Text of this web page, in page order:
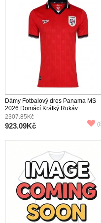
Dámy Fotbalový dres Panama MS
2026 Domácí Krátký Rukáv
2307.85Kč
923.09Kč